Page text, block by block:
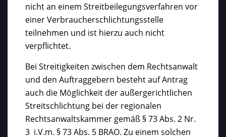
nicht an einem Streitbeilegungsverfahren vor
einer Verbraucherschlichtungsstelle
teilnehmen und ist hierzu auch nicht
verpflichtet.
Bei Streitigkeiten zwischen dem Rechtsanwalt
und den Auftraggebern besteht auf Antrag
auch die Möglichkeit der außergerichtlichen
Streitschlichtung bei der regionalen
Rechtsanwaltskammer gemäß § 73 Abs. 2 Nr.
3 i.V.m. § 73 Abs. 5 BRAO. Zu einem solchen